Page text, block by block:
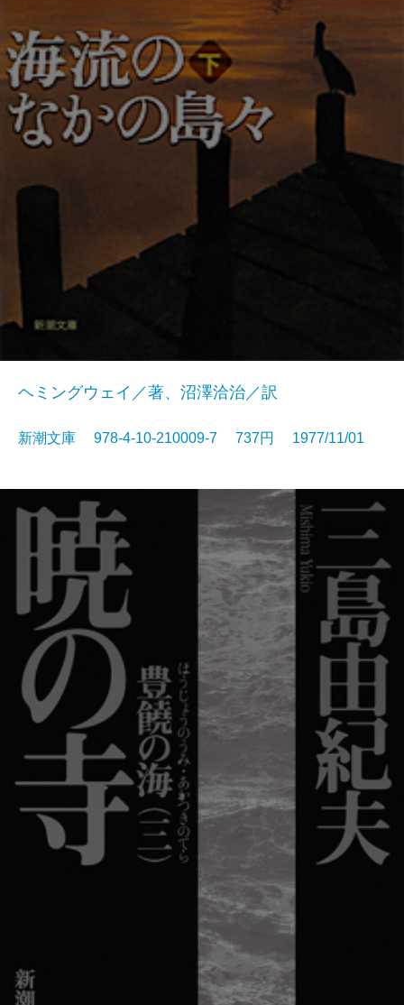
ヘミングウェイ／著、沼澤洽治／訳
新潮文庫 978-4-10-210009-7 737円 1977/11/01